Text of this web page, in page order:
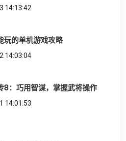
14:13:42
玩的单机游戏攻略
14:03:04
8：巧用智谋，掌握武将操作
14:01:53